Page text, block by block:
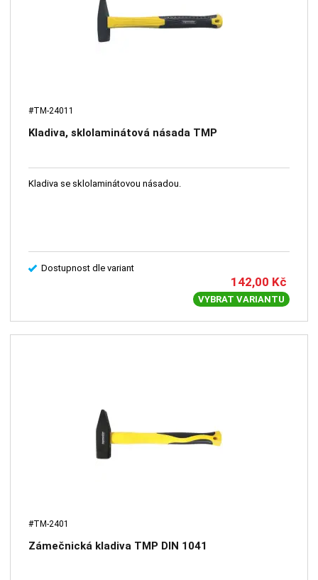
#TM-24011
Kladiva, sklolaminátová násada TMP
Kladiva se sklolaminátovou násadou.
Dostupnost dle variant
142,00 Kč
VYBRAT VARIANTU
#TM-2401
Zámečnická kladiva TMP DIN 1041